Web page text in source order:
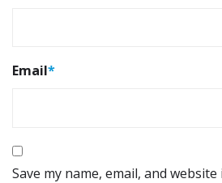
Email*
Save my name, email, and